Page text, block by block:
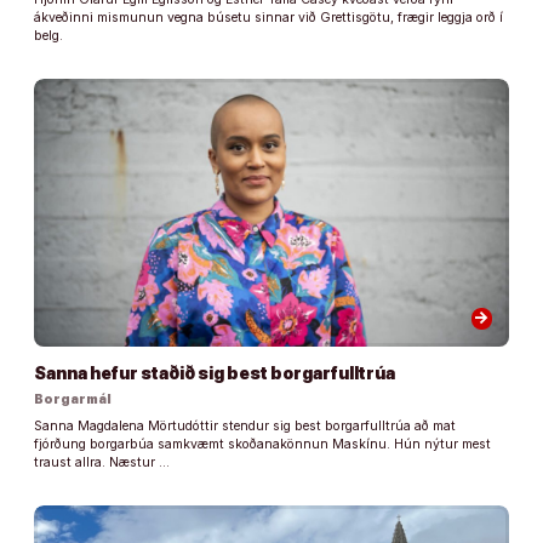
ákveðinni mismunun vegna búsetu sinnar við Grettisgötu, frægir leggja orð í
belg.
arrow_forward
Sanna hefur staðið sig best borgarfulltrúa
Borgarmál
Sanna Magdalena Mörtudóttir stendur sig best borgarfulltrúa að mat
fjórðung borgarbúa samkvæmt skoðanakönnun Maskínu. Hún nýtur mest
traust allra. Næstur …